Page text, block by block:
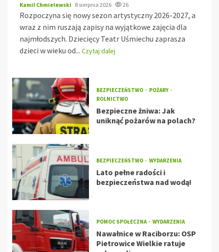
Kamil Chmielewski 8 sierpnia 2026 26
Rozpoczyna się nowy sezon artystyczny 2026-2027, a
wraz z nim ruszają zapisy na wyjątkowe zajęcia dla
najmłodszych. Dziecięcy Teatr Uśmiechu zaprasza
dzieci w wieku od... Czytaj dalej
BEZPIECZEŃSTWO
POŻARY
ROLNICTWO
Bezpieczne żniwa: Jak
uniknąć pożarów na polach?
BEZPIECZEŃSTWO WYDARZENIA
Lato pełne radości i
bezpieczeństwa nad wodą!
POMOC SPOŁECZNA WYDARZENIA
Nawałnice w Raciborzu: OSP
Pietrowice Wielkie ratuje